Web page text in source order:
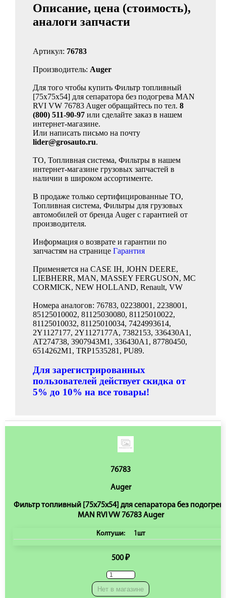
Описание, цена (стоимость),
аналоги запчасти
Артикул: 76783
Производитель: Auger
Для того чтобы купить Фильтр топливный
[75x75x54] для сепаратора без подогрева MAN
RVI VW 76783 Auger обращайтесь по тел. 8
(800) 511-90-97 или сделайте заказ в нашем
интернет-магазине.
Или написать письмо на почту
lider@grosauto.ru.
ТО, Топливная система, Фильтры в нашем
интернет-магазине грузовых запчастей в
наличии в широком ассортименте.
В продаже только сертифицированные ТО,
Топливная система, Фильтры для грузовых
автомобилей от бренда Auger с гарантией от
производителя.
Информация о возврате и гарантии по
запчастям на странице Гарантия
Применяется на CASE IH, JOHN DEERE,
LIEBHERR, MAN, MASSEY FERGUSON, MC
CORMICK, NEW HOLLAND, Renault, VW
Номера аналогов: 76783, 02238001, 2238001,
85125010002, 81125030080, 81125010022,
81125010032, 81125010034, 7424993614,
2Y1127177, 2Y1127177A, 7382153, 336430A1,
AT274738, 3907943M1, 336430A1, 87780450,
6514262M1, TRP1535281, PU89.
Для зарегистрированных
пользователей действует скидка от
5% до 10% на все товары!
76783
Auger
Фильтр топливный [75x75x54] для сепаратора без
MAN RVI VW 76783 Auger
Колтуши: 1шт
500 ₽
Нет в магазине